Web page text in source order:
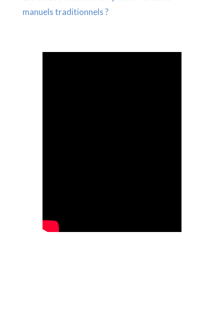
manuels traditionnels ?